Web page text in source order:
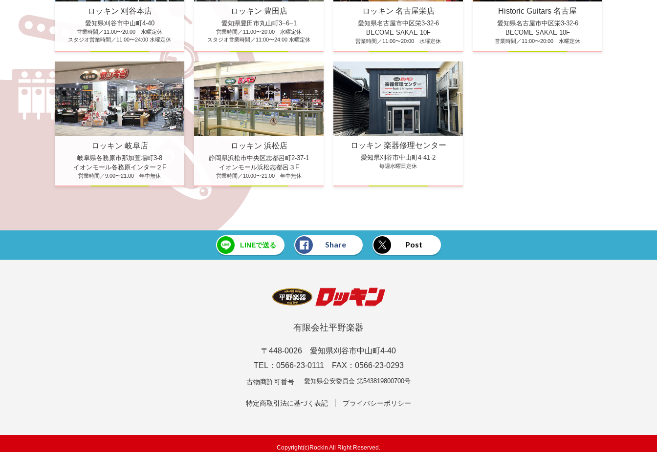
ロッキン 刈谷本店
愛知県刈谷市中山町4-40
営業時間／11:00〜20:00 水曜定休
スタジオ営業時間／11:00〜24:00 水曜定休
ロッキン 豊田店
愛知県豊田市丸山町3−6−1
営業時間／11:00〜20:00 水曜定休
スタジオ営業時間／11:00〜24:00 水曜定休
ロッキン 名古屋栄店
愛知県名古屋市中区栄3-32-6
BECOME SAKAE 10F
営業時間／11:00〜20:00 水曜定休
Historic Guitars 名古屋
愛知県名古屋市中区栄3-32-6
BECOME SAKAE 10F
営業時間／11:00〜20:00 水曜定休
ロッキン 岐阜店
岐阜県各務原市那加萱場町3-8
イオンモール各務原インター２F
営業時間／9:00〜21:00 年中無休
ロッキン 浜松店
静岡県浜松市中央区志都呂町2-37-1
イオンモール浜松志都呂３F
営業時間／10:00〜21:00 年中無休
ロッキン 楽器修理センター
愛知県刈谷市中山町4-41-2
毎週水曜日定休
LINEで送る Share Post
有限会社平野楽器
〒448-0026 愛知県刈谷市中山町4-40
TEL：0566-23-0111 FAX：0566-23-0293
古物商許可番号 愛知県公安委員会 第543819800700号
特定商取引法に基づく表記 プライバシーポリシー
Copyright(c)Rockin All Right Reserved.